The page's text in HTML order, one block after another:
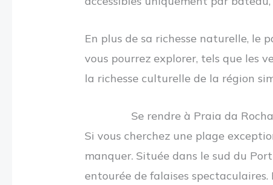
En plus de sa richesse naturelle, le
vous pourrez explorer, tels que les
la richesse culturelle de la région
Se rendre à Praia da Rocha
Si vous cherchez une plage
manquer. Située dans le sud du
entourée de falaises